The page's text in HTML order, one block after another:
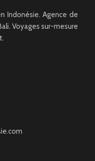
Indonésie. Agence de
Voyages sur-mesure